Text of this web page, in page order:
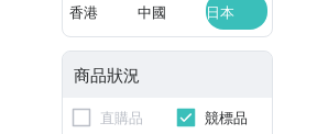
香港 中國 日本
商品狀況
直購品
競標品